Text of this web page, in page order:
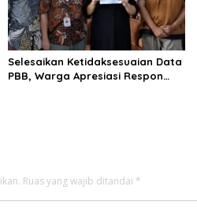
Selesaikan Ketidaksesuaian Data
PBB, Warga Apresiasi Respon
Ruas yang wajib ditandai *